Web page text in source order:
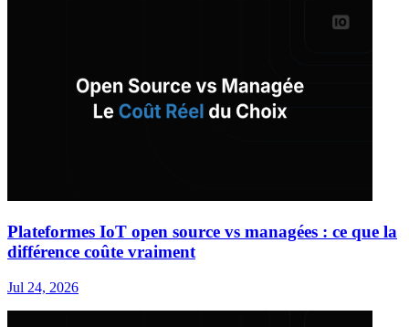
Plateformes IoT open source vs managées : ce que la
différence coûte vraiment
Jul 24, 2026